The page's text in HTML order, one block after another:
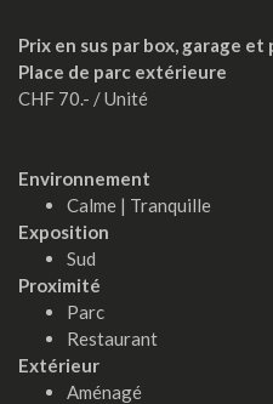
Prix en sus par box, garage et
Place de parc extérieure
CHF 70.- / Unité
Environnement
Calme | Tranquille
Exposition
Sud
Proximité
Parc
Restaurant
Extérieur
Aménagé